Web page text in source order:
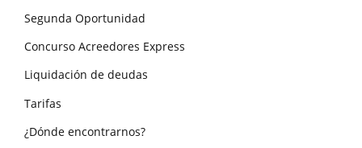
Segunda Oportunidad
Concurso Acreedores Express
Liquidación de deudas
Tarifas
¿Dónde encontrarnos?